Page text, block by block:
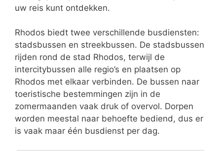
uw reis kunt ontdekken.
Rhodos biedt twee verschillende busdiensten:
stadsbussen en streekbussen. De stadsbussen
rijden rond de stad Rhodos, terwijl de
intercitybussen alle regio’s en plaatsen op
Rhodos met elkaar verbinden. De bussen naar
toeristische bestemmingen zijn in de
zomermaanden vaak druk of overvol. Dorpen
worden meestal naar behoefte bediend, dus er
is vaak maar één busdienst per dag.